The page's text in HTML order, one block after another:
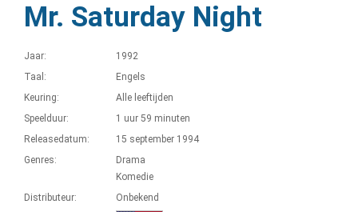
Mr. Saturday Night
Jaar:
1992
Taal:
Engels
Keuring:
Alle leeftijden
Speelduur:
1 uur 59 minuten
Releasedatum:
15 september 1994
Genres:
Drama
Komedie
Distributeur:
Onbekend